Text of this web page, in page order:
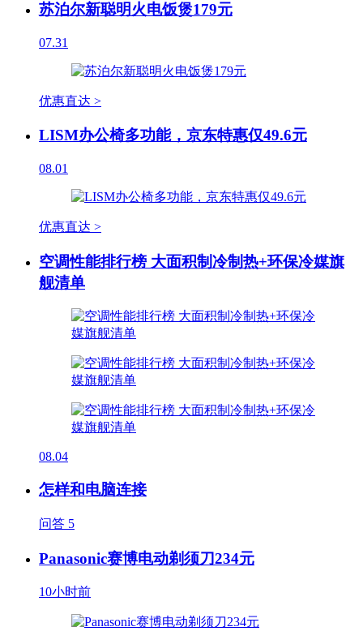
苏泊尔新聪明火电饭煲179元
07.31
优惠直达 >
LISM办公椅多功能，京东特惠仅49.6元
08.01
优惠直达 >
空调性能排行榜 大面积制冷制热+环保冷媒旗
舰清单
08.04
怎样和电脑连接
问答 5
Panasonic赛博电动剃须刀234元
10小时前